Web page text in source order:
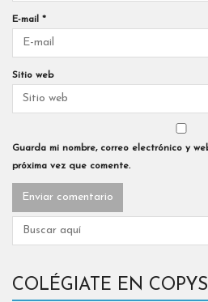
E-mail *
Sitio web
Guarda mi nombre, correo electrónico y
próxima vez que comente.
COLÉGIATE EN